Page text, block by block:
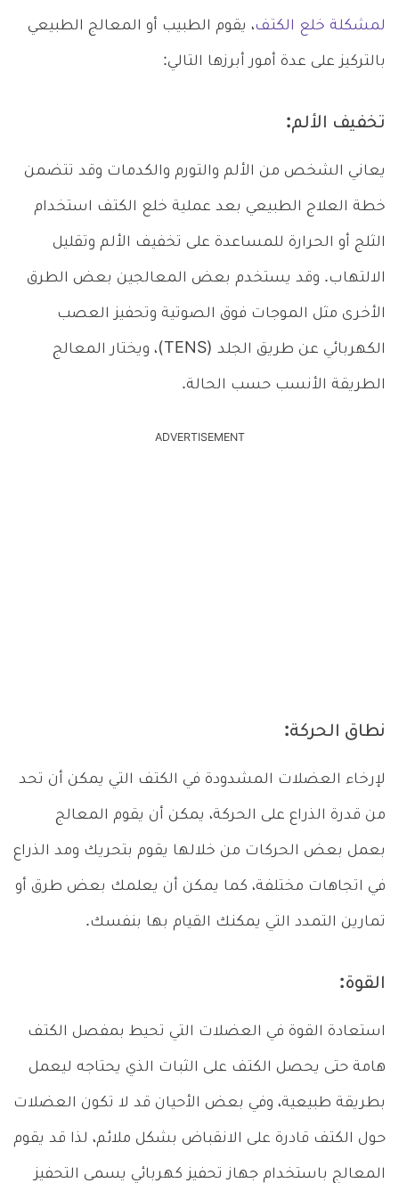
لمشكلة خلع الكتف، يقوم الطبيب أو المعالج الطبيعي
بالتركيز على عدة أمور أبرزها التالي:
تخفيف الألم:
يعاني الشخص من الألم والتورم والكدمات وقد تتضمن
خطة العلاج الطبيعي بعد عملية خلع الكتف استخدام
الثلج أو الحرارة للمساعدة على تخفيف الألم وتقليل
الالتهاب. وقد يستخدم بعض المعالجين بعض الطرق
الأخرى مثل الموجات فوق الصوتية وتحفيز العصب
الكهربائي عن طريق الجلد (TENS)، ويختار المعالج
الطريقة الأنسب حسب الحالة.
ADVERTISEMENT
نطاق الحركة:
لإرخاء العضلات المشدودة في الكتف التي يمكن أن تحد
من قدرة الذراع على الحركة، يمكن أن يقوم المعالج
بعمل بعض الحركات من خلالها يقوم بتحريك ومد الذراع
في اتجاهات مختلفة، كما يمكن أن يعلمك بعض طرق أو
تمارين التمدد التي يمكنك القيام بها بنفسك.
القوة:
استعادة القوة في العضلات التي تحيط بمفصل الكتف
هامة حتى يحصل الكتف على الثبات الذي يحتاجه ليعمل
بطريقة طبيعية، وفي بعض الأحيان قد لا تكون العضلات
حول الكتف قادرة على الانقباض بشكل ملائم، لذا قد يقوم
المعالج باستخدام جهاز تحفيز كهربائي يسمى التحفيز